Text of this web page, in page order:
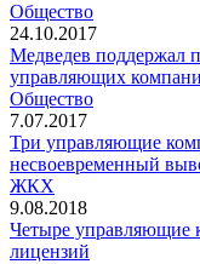
Общество
24.10.2017
Медведев поддержал
управляющих
Общество
7.07.2017
Три управляющие
несвоевременный
ЖКХ
9.08.2018
Четыре управляющие
лицензий